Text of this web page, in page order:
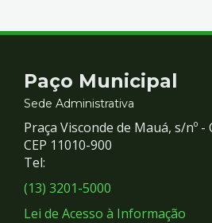
Contato
e
Redes
Sociais
Paço Municipal
Sede Administrativa
Praça Visconde de Mauá, s/nº -
CEP 11010-900
Tel:
(13) 3201-5000
Lei de Acesso à Informação